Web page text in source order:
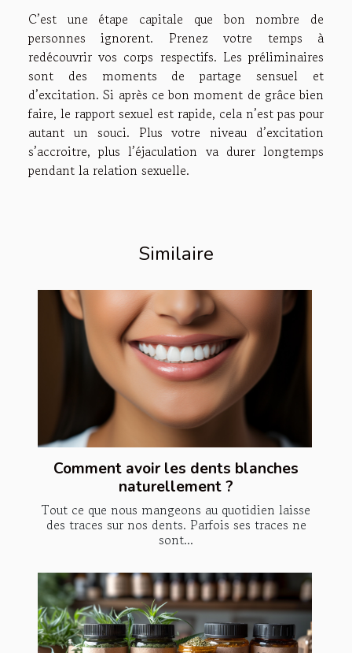
C’est une étape capitale que bon nombre de
personnes ignorent. Prenez votre temps à
redécouvrir vos corps respectifs. Les préliminaires
sont des moments de partage sensuel et
d’excitation. Si après ce bon moment de grâce bien
faire, le rapport sexuel est rapide, cela n’est pas pour
autant un souci. Plus votre niveau d’excitation
s’accroitre, plus l’éjaculation va durer longtemps
pendant la relation sexuelle.
Similaire
Comment avoir les dents blanches
naturellement ?
Tout ce que nous mangeons au quotidien laisse
des traces sur nos dents. Parfois ses traces ne
sont...